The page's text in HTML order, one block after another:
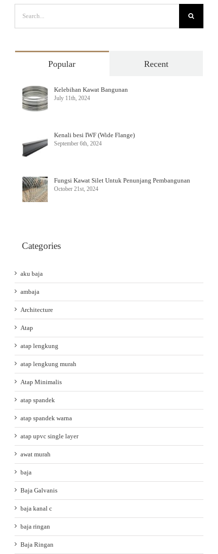
for:
Popular Recent
Kelebihan Kawat Bangunan
July 11th, 2024
Kenali besi IWF (Wide Flange)
September 6th, 2024
Fungsi Kawat Silet Untuk Penunjang Pembangunan
October 21st, 2024
Categories
aku baja
ambaja
Architecture
Atap
atap lengkung
atap lengkung murah
Atap Minimalis
atap spandek
atap spandek warna
atap upvc single layer
awat murah
baja
Baja Galvanis
baja kanal c
baja ringan
Baja Ringan